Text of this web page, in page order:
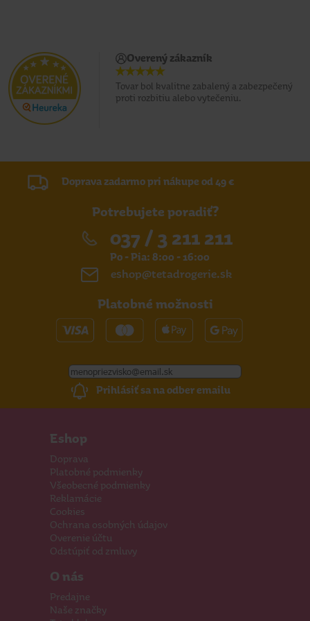
Overený zákazník
Tovar bol kvalitne zabalený a zabezpečený
proti rozbitiu alebo vytečeniu.
Doprava zadarmo pri nákupe od 49 €
Potrebujete poradiť?
037 / 3 211 211
Po - Pia: 8:00 - 16:00
eshop@tetadrogerie.sk
Platobné možnosti
Prihlásiť sa na odber emailu
Eshop
Doprava
Platobné podmienky
Všeobecné podmienky
Reklamácie
Cookies
Ochrana osobných údajov
Overenie účtu
Odstúpiť od zmluvy
O nás
Predajne
Naše značky